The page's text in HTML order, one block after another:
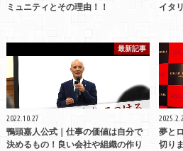
ミュニティとその理由！！
イタ
最新記事
2022.10.27
鴨頭嘉人公式｜仕事の価値は自分で
決めるもの！良い会社や組織の作り
夢と
切り